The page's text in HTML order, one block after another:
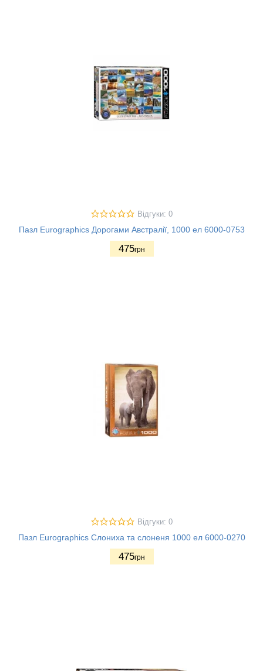
Відгуки: 0
Пазл Eurographics Дорогами Австралії, 1000 ел 6000-0753
475грн
Відгуки: 0
Пазл Eurographics Слониха та слоненя 1000 ел 6000-0270
475грн